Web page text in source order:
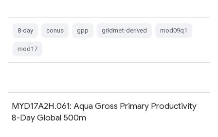
8-day conus gpp gridmet-derived mod09q1
mod17
MYD17A2H.061: Aqua Gross Primary Productivity
8-Day Global 500m